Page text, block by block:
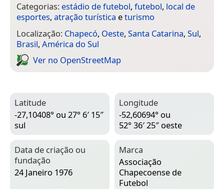
Categorias: estádio de futebol, futebol, local de
esportes, atração turística eturismo
Localização: Chapecó, Oeste, Santa Catarina, Sul,
Brasil, América do Sul
Ver no Open­Street­Map
Latitude
-27,10408° ou 27° 6′ 15″
sul
Longitude
-52,60694° ou
52° 36′ 25″ oeste
Data de criação ou
fundação
24 Janeiro 1976
Marca
Associação
Chapecoense de
Futebol